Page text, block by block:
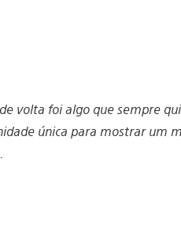
volta foi algo que sempre
única para mostrar um